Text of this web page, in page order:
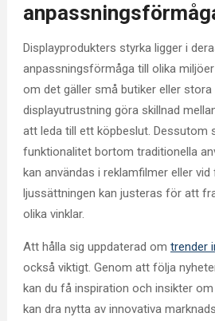
Displayprodukters styrka ligger i
anpassningsförmåga till olika
om det gäller små butiker eller
displayutrustning göra skillnad
att leda till ett köpbeslut. Dessutom
funktionalitet bortom traditionella
kan användas i reklamfilmer eller
ljussättningen kan justeras för att
olika vinklar.
Att hålla sig uppdaterad om trender
också viktigt. Genom att följa
kan du få inspiration och insikter
kan dra nytta av innovativa